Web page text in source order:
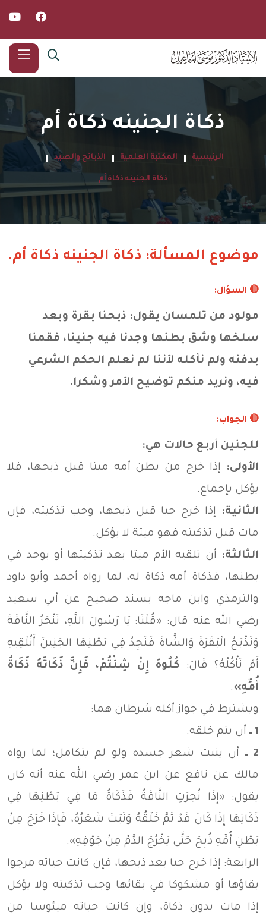
ذكاة الجنينه ذكاة أم
الرئيسية المكتبة العلمية الذبائح والصيد
ذكاة الجنينه ذكاة أم
موضوع المسألة: ذكاة الجنينه ذكاة أم.
🔴 السؤال:
مولود من تلمسان يقول: ذبحنا بقرة وبعد
سلخها وشق بطنها وجدنا فيه جنينا، فقمنا
بدفنه ولم نأكله لأننا لم نعلم الحكم الشرعي
فيه، ونريد منكم توضيح الأمر وشكرا.
🔴 الجواب:
للجنين أربع حالات هي:
الأولى: إذا خرج من بطن أمه ميتا قبل ذبحها، فلا
يؤكل بإجماع.
الثانية: إذا خرج حيا قبل ذبحها، وجب تذكيته، فإن
مات قبل تذكيته فهو ميتة لا يؤكل.
الثالثة: أن تلقيه الأم ميتا بعد تذكيتها أو يوجد في
بطنها، فذكاة أمه ذكاة له، لما رواه أحمد وأبو داود
والترمذي وابن ماجه بسند صحيح عن أبي سعيد
رضي الله عنه قال: «قُلْنَا: يَا رَسُولَ اللَّهِ، نَنْحَرُ النَّاقَةَ
وَنَذْبَحُ الْبَقَرَةَ وَالشَّاةَ فَنَجِدُ فِي بَطْنِهَا الجَنِينَ أَنُلْقِيهِ
أَمْ نَأْكُلُهُ؟ قَالَ: كُلُوهُ إِنْ شِئْتُمْ، فَإِنَّ ذَكَاتَهُ ذَكَاةُ
أُمِّهِ».
ويشترط في جواز أكله شرطان هما:
1 ـ
أن يتم خلقه.
2 ـ
أن ينبت شعر جسده ولو لم يتكامل؛ لما رواه
مالك عن نافع عن ابن عمر رضي الله عنه أنه كان
يقول: «إِذَا نُحِرَتِ النَّاقَةُ فَذَكَاةُ مَا فِي بَطْنِهَا فِي
ذَكَاتِهَا إِذَا كَانَ قَدْ تَمَّ خَلْقُهُ وَنَبَتَ شَعَرُهُ، فَإِذَا خَرَجَ مِنْ
بَطْنِ أُمِّهِ ذُبِحَ حَتَّى يَخْرُجَ الدَّمُ مِنْ جَوْفِهِ».
الرابعة: إذا خرج حيا بعد ذبحها، فإن كانت حياته مرجوا
بقاؤها أو مشكوكا في بقائها وجب تذكيته ولا يؤكل
إذا مات بدون ذكاة، وإن كانت حياته ميئوسا من